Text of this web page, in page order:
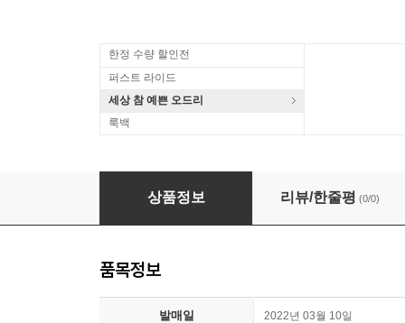
한정 수량 할인전
퍼스트 라이드
세상 참 예쁜 오드리
룩백
Zubin Mehta 베르디: 오페라 '운명의 힘'
상품정보 리뷰/한줄평 (0/0)
품목정보
발매일 2022년 03월 10일